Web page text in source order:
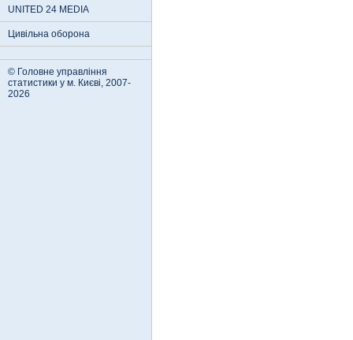
UNITED 24 MEDIA
Цивільна оборона
© Головне управління
статистики у м. Києві, 2007-
2026